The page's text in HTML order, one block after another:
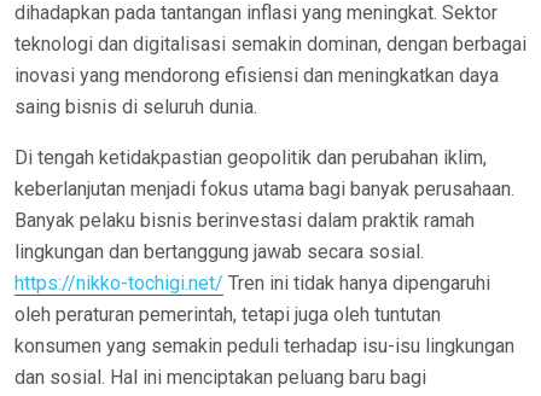
dihadapkan pada tantangan inflasi yang meningkat. Sektor
teknologi dan digitalisasi semakin dominan, dengan berbagai
inovasi yang mendorong efisiensi dan meningkatkan daya
saing bisnis di seluruh dunia.
Di tengah ketidakpastian geopolitik dan perubahan iklim,
keberlanjutan menjadi fokus utama bagi banyak perusahaan.
Banyak pelaku bisnis berinvestasi dalam praktik ramah
lingkungan dan bertanggung jawab secara sosial.
https://nikko-tochigi.net/ Tren ini tidak hanya dipengaruhi
oleh peraturan pemerintah, tetapi juga oleh tuntutan
konsumen yang semakin peduli terhadap isu-isu lingkungan
dan sosial. Hal ini menciptakan peluang baru bagi